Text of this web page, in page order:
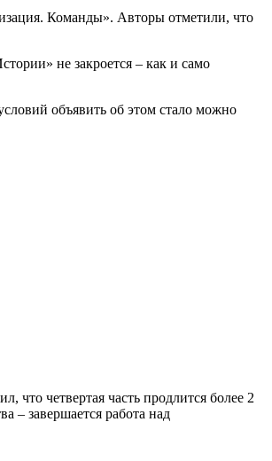
Команды». Авторы отметили, что
не закроется – как и само
объявить об этом стало можно
что четвертая часть продлится более 2
– завершается работа над